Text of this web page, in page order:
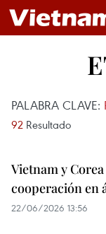
PALABRA CLAVE:
92 Resultado
Vietnam y
cooperación en
22/06/2026 13:56